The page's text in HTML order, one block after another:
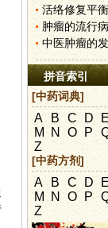
活络修复平
肿瘤的流行
中医肿瘤的
拼音索引
[中药词典]
A B C D E
M N O P
Z
[中药方剂]
A B C D E
M N O P
Z